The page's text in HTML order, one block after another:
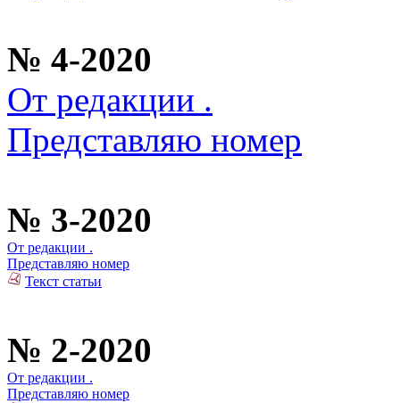
№ 4-2020
От редакции .
Представляю номер
№ 3-2020
От редакции .
Представляю номер
Текст статьи
№ 2-2020
От редакции .
Представляю номер